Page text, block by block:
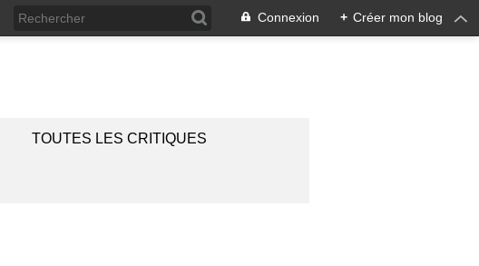
Connexion + Créer mon blog
TOUTES LES CRITIQUES